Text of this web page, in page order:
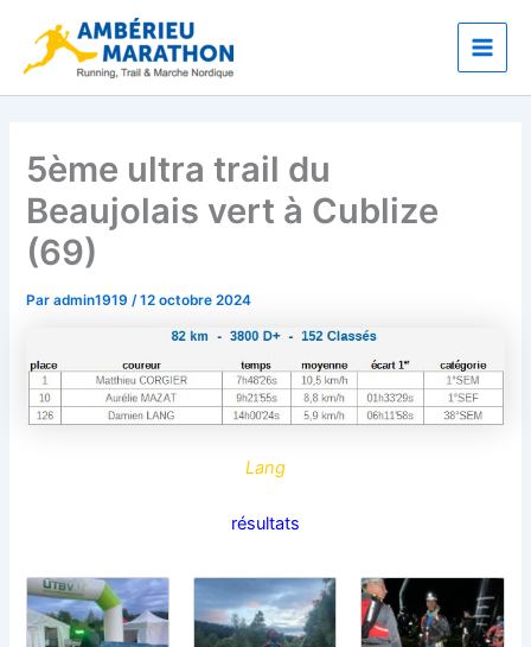
contenu
Main
5ème ultra trail du
Beaujolais vert à Cublize
(69)
Paradmin1919/12 octobre 2024
Lang
résultats